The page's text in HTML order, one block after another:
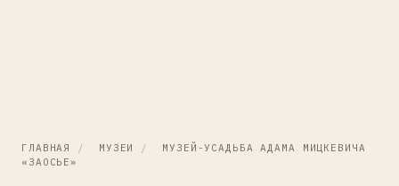
ГЛАВНАЯ / МУЗЕИ /
МУЗЕЙ-УСАДЬБА АДАМА МИЦКЕВИЧА
«ЗАОСЬЕ»